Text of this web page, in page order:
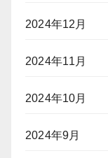
2024年12月
2024年11月
2024年10月
2024年9月